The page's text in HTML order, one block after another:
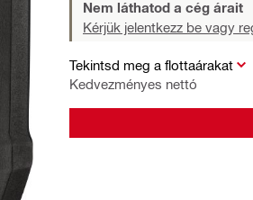
Nem láthatod a cég árait
Kérjük jelentkezz be vagy
Tekintsd meg a flottaárakat
Kedvezményes nettó